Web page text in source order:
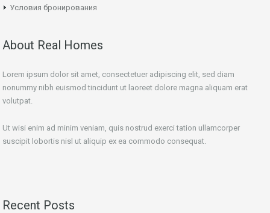
Условия бронирования
About Real Homes
Lorem ipsum dolor sit amet, consectetuer adipiscing elit, sed diam
nonummy nibh euismod tincidunt ut laoreet dolore magna aliquam erat
volutpat.
Ut wisi enim ad minim veniam, quis nostrud exerci tation ullamcorper
suscipit lobortis nisl ut aliquip ex ea commodo consequat.
Recent Posts